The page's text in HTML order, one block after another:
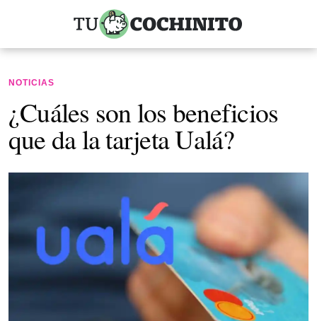
NOTICIAS
¿Cuáles son los beneficios
que da la tarjeta Ualá?